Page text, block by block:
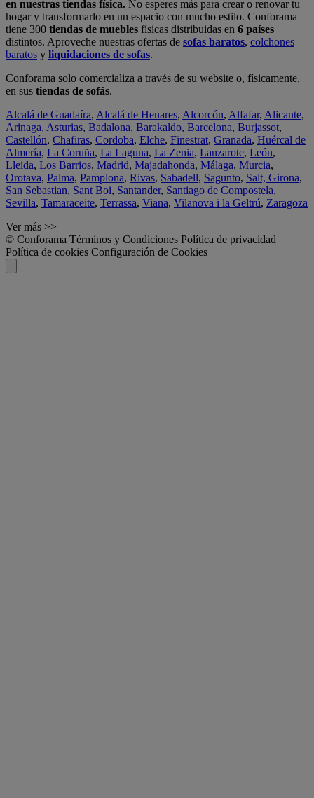
en nuestras tiendas física. No esperes más para crear o renovar tu
hogar y transformarlo en un espacio con mucho estilo. Conforama
tiene 300 tiendas de muebles físicas distribuidas en 6 países
distintos. Aproveche nuestras ofertas de sofas baratos, colchones
baratos y liquidaciones de sofas.
Conforama solo comercializa a través de su website o, físicamente,
en sus tiendas de sofás.
Alcalá de Guadaíra, Alcalá de Henares, Alcorcón, Alfafar, Alicante,
Arinaga, Asturias, Badalona, Barakaldo, Barcelona, Burjassot,
Castellón, Chafiras, Cordoba, Elche, Finestrat, Granada, Huércal de
Almería, La Coruña, La Laguna, La Zenia, Lanzarote, León,
Lleida, Los Barrios, Madrid, Majadahonda, Málaga, Murcia,
Orotava, Palma, Pamplona, Rivas, Sabadell, Sagunto, Salt, Girona,
San Sebastian, Sant Boi, Santander, Santiago de Compostela,
Sevilla, Tamaraceite, Terrassa, Viana, Vilanova i la Geltrú, Zaragoza
Ver más >>
© Conforama Términos y Condiciones Política de privacidad
Política de cookies Configuración de Cookies